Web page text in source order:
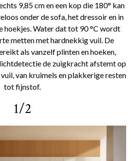
9,85 cm en een kop die 180° kan
onder de sofa, het dressoir en in
hoekjes. Water dat tot 90 °C wordt
metten met hardnekkig vuil. De
als vanzelf plinten en hoeken,
de zuigkracht afstemt op
van kruimels en plakkerige resten
tot fijnstof.
1/2